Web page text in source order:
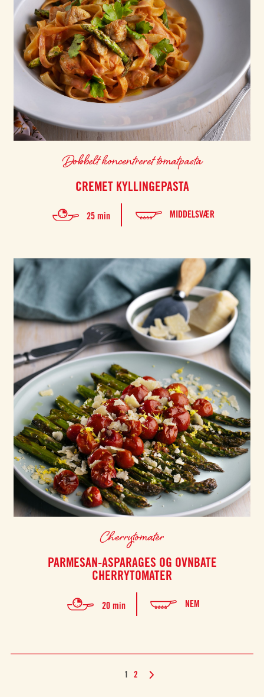
Dobbelt koncentreret tomatpasta
CREMET KYLLINGEPASTA
25 min MIDDELSVÆR
Cherrytomater
PARMESAN-ASPARAGES OG OVNBATE
CHERRYTOMATER
20 min NEM
1 2